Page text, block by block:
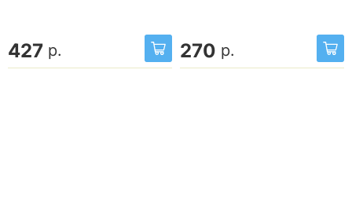
427 р. 270 р.